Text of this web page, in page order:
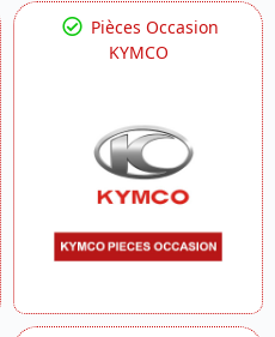
Pièces Occasion
KYMCO